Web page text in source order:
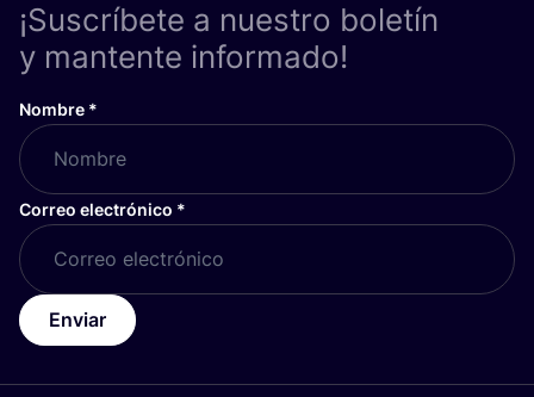
¡Suscríbete a nuestro boletín
y mantente informado!
Nombre *
Correo electrónico *
Enviar